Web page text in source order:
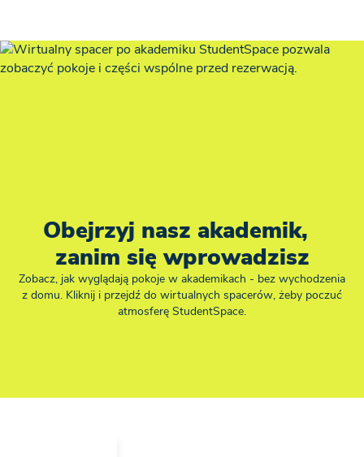
Obejrzyj nasz akademik,
zanim się wprowadzisz
Zobacz, jak wyglądają pokoje w akademikach - bez wychodzenia
z domu. Kliknij i przejdź do wirtualnych spacerów, żeby poczuć
atmosferę StudentSpace.